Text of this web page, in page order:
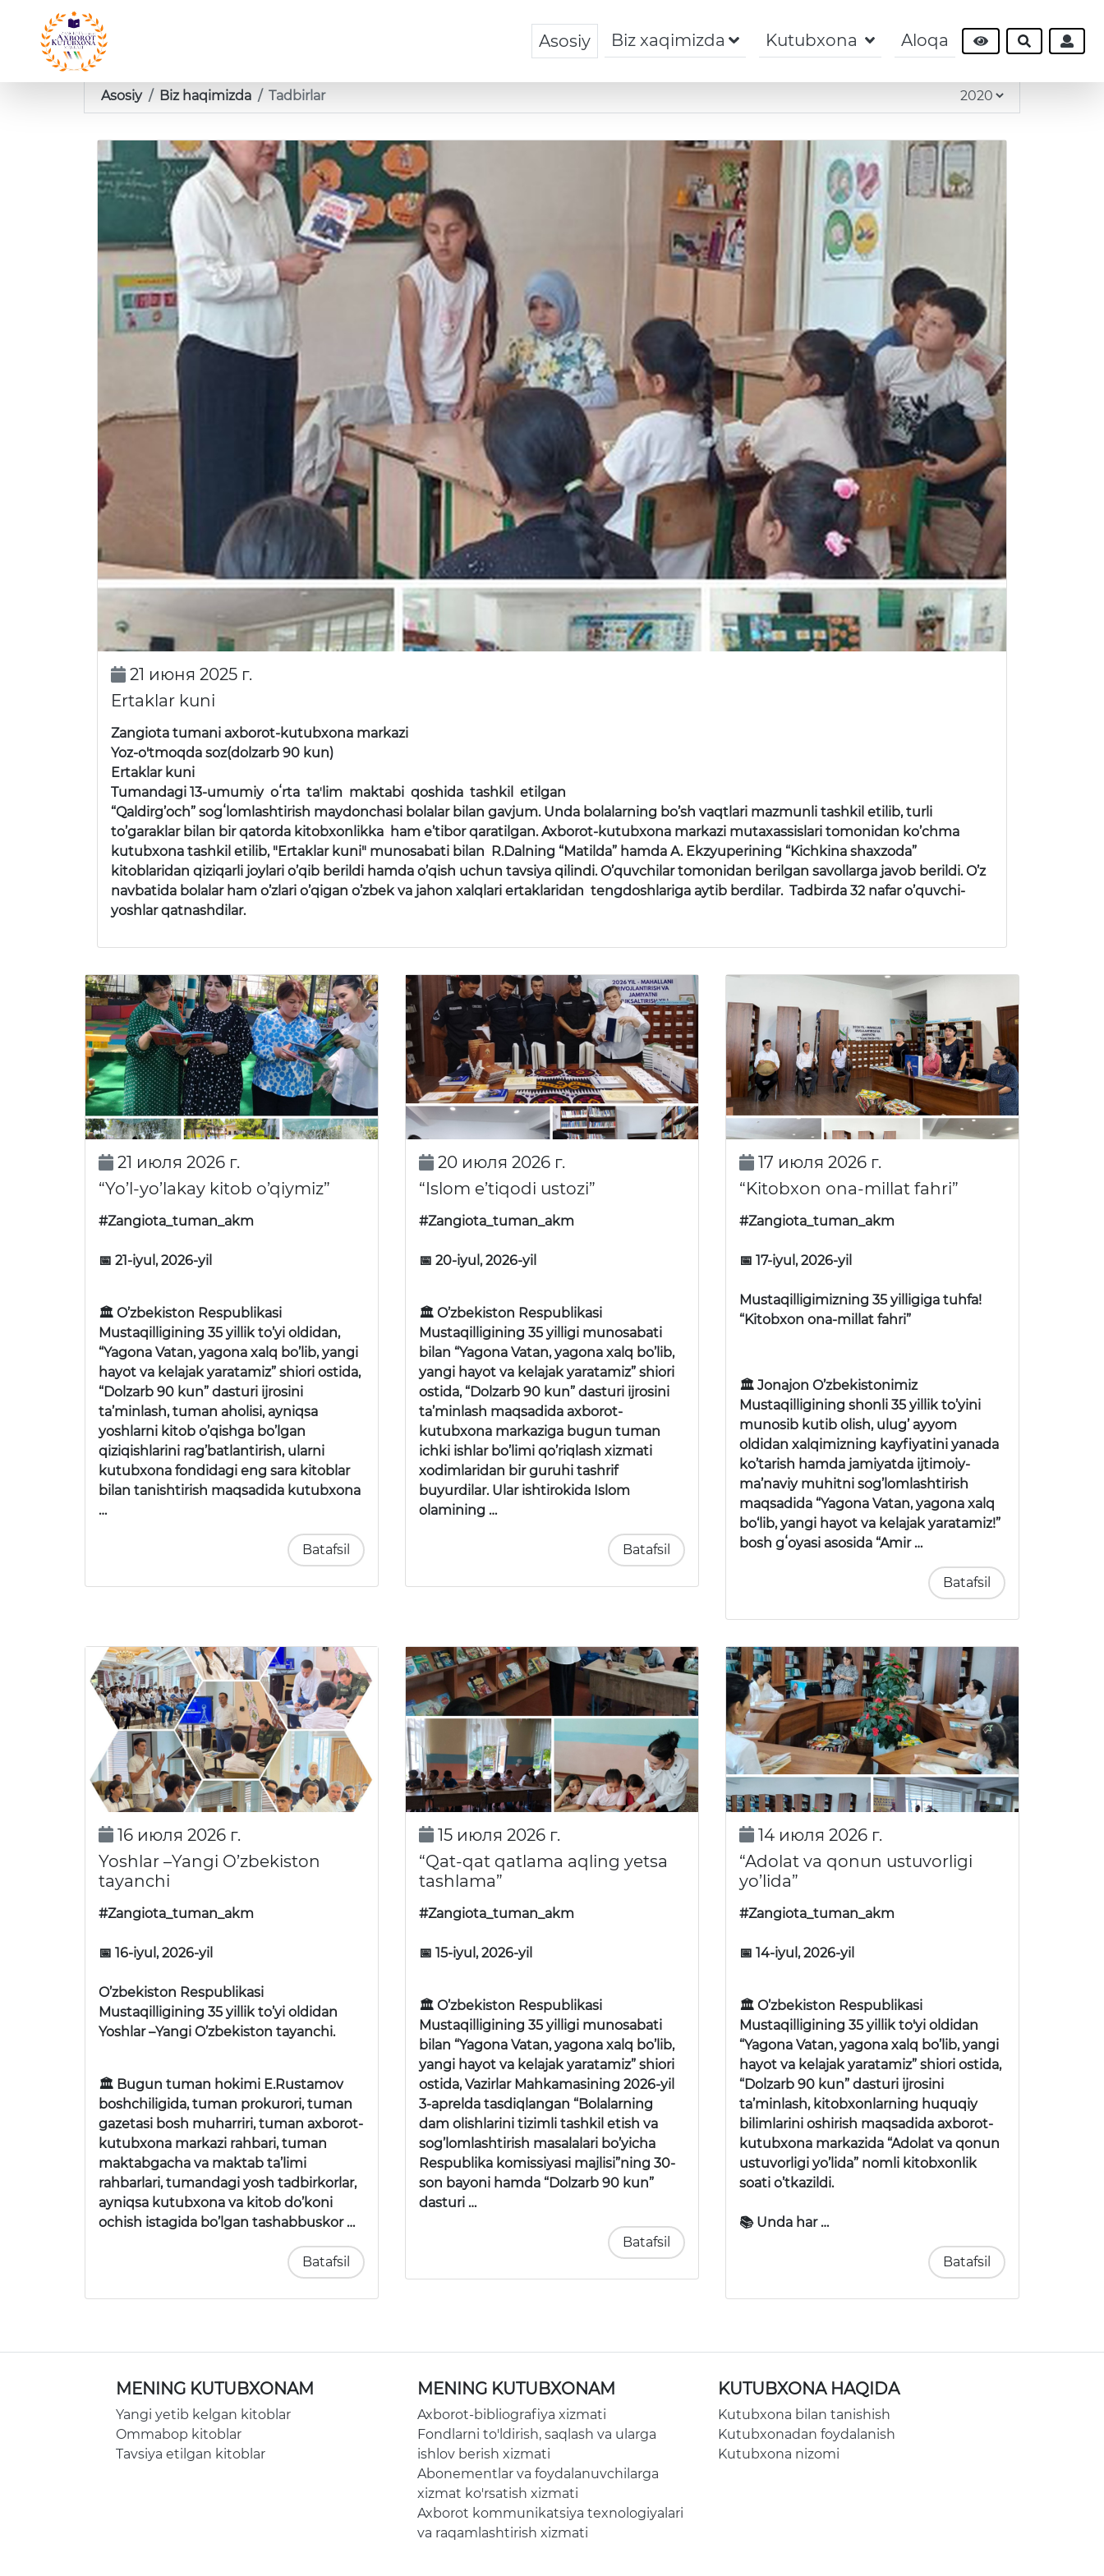
Asosiy Biz xaqimizda Kutubxona Aloqa
Asosiy Biz haqimizda Tadbirlar
21 июня 2025 г.
Ertaklar kuni
Zangiota tumani axborot-kutubxona markazi
Yoz-o'tmoqda soz(dolzarb 90 kun)
Ertaklar kuni
Tumandagi 13-umumiy oʻrta taʼlim maktabi qoshida tashkil etilgan
“Qaldirg’och” sogʻlomlashtirish maydonchasi bolalar bilan gavjum. Unda bolalarning bo’sh vaqtlari mazmunli tashkil etilib, turli
to’garaklar bilan bir qatorda kitobxonlikka ham e’tibor qaratilgan. Axborot-kutubxona markazi mutaxassislari tomonidan ko’chma
kutubxona tashkil etilib, "Ertaklar kuni" munosabati bilan R.Dalning “Matilda” hamda A. Ekzyuperining “Kichkina shaxzoda”
kitoblaridan qiziqarli joylari o’qib berildi hamda o’qish uchun tavsiya qilindi. O’quvchilar tomonidan berilgan savollarga javob berildi. O’z
navbatida bolalar ham o’zlari o’qigan o’zbek va jahon xalqlari ertaklaridan tengdoshlariga aytib berdilar. Tadbirda 32 nafar o’quvchi-
yoshlar qatnashdilar.
21 июля 2026 г.
“Yo’l-yo’lakay kitob o’qiymiz”
#Zangiota_tuman_akm
📅 21-iyul, 2026-yil
🏛 O’zbekiston Respublikasi
Mustaqilligining 35 yillik to’yi oldidan,
“Yagona Vatan, yagona xalq bo’lib, yangi
hayot va kelajak yaratamiz” shiori ostida,
“Dolzarb 90 kun” dasturi ijrosini
ta’minlash, tuman aholisi, ayniqsa
yoshlarni kitob o’qishga bo’lgan
qiziqishlarini rag’batlantirish, ularni
kutubxona fondidagi eng sara kitoblar
bilan tanishtirish maqsadida kutubxona
…
Batafsil
20 июля 2026 г.
“Islom e’tiqodi ustozi”
#Zangiota_tuman_akm
📅 20-iyul, 2026-yil
🏛 O’zbekiston Respublikasi
Mustaqilligining 35 yilligi munosabati
bilan “Yagona Vatan, yagona xalq bo’lib,
yangi hayot va kelajak yaratamiz” shiori
ostida, “Dolzarb 90 kun” dasturi ijrosini
ta’minlash maqsadida axborot-
kutubxona markaziga bugun tuman
ichki ishlar bo’limi qo’riqlash xizmati
xodimlaridan bir guruhi tashrif
buyurdilar. Ular ishtirokida Islom
olamining …
Batafsil
17 июля 2026 г.
“Kitobxon ona-millat fahri”
#Zangiota_tuman_akm
📅 17-iyul, 2026-yil
Mustaqilligimizning 35 yilligiga tuhfa!
“Kitobxon ona-millat fahri”
🏛 Jonajon O’zbekistonimiz
Mustaqilligining shonli 35 yillik to’yini
munosib kutib olish, ulug’ ayyom
oldidan xalqimizning kayfiyatini yanada
ko’tarish hamda jamiyatda ijtimoiy-
ma’naviy muhitni sog’lomlashtirish
maqsadida “Yagona Vatan, yagona xalq
bo‘lib, yangi hayot va kelajak yaratamiz!”
bosh gʻoyasi asosida “Amir …
Batafsil
16 июля 2026 г.
Yoshlar –Yangi O’zbekiston
tayanchi
#Zangiota_tuman_akm
📅 16-iyul, 2026-yil
O’zbekiston Respublikasi
Mustaqilligining 35 yillik to’yi oldidan
Yoshlar –Yangi O’zbekiston tayanchi.
🏛 Bugun tuman hokimi E.Rustamov
boshchiligida, tuman prokurori, tuman
gazetasi bosh muharriri, tuman axborot-
kutubxona markazi rahbari, tuman
maktabgacha va maktab ta’limi
rahbarlari, tumandagi yosh tadbirkorlar,
ayniqsa kutubxona va kitob do’koni
ochish istagida bo’lgan tashabbuskor …
Batafsil
15 июля 2026 г.
“Qat-qat qatlama aqling yetsa
tashlama”
#Zangiota_tuman_akm
📅 15-iyul, 2026-yil
🏛 O’zbekiston Respublikasi
Mustaqilligining 35 yilligi munosabati
bilan “Yagona Vatan, yagona xalq bo’lib,
yangi hayot va kelajak yaratamiz” shiori
ostida, Vazirlar Mahkamasining 2026-yil
3-aprelda tasdiqlangan “Bolalarning
dam olishlarini tizimli tashkil etish va
sog’lomlashtirish masalalari bo’yicha
Respublika komissiyasi majlisi”ning 30-
son bayoni hamda “Dolzarb 90 kun”
dasturi …
Batafsil
14 июля 2026 г.
“Adolat va qonun ustuvorligi
yo’lida”
#Zangiota_tuman_akm
📅 14-iyul, 2026-yil
🏛 O’zbekiston Respublikasi
Mustaqilligining 35 yillik to'yi oldidan
“Yagona Vatan, yagona xalq bo’lib, yangi
hayot va kelajak yaratamiz” shiori ostida,
“Dolzarb 90 kun” dasturi ijrosini
ta’minlash, kitobxonlarning huquqiy
bilimlarini oshirish maqsadida axborot-
kutubxona markazida “Adolat va qonun
ustuvorligi yo’lida” nomli kitobxonlik
soati o’tkazildi.
📚 Unda har …
Batafsil
MENING KUTUBXONAM
Yangi yetib kelgan kitoblar
Ommabop kitoblar
Tavsiya etilgan kitoblar
MENING KUTUBXONAM
Axborot-bibliografiya xizmati
Fondlarni to'ldirish, saqlash va ularga
ishlov berish xizmati
Abonementlar va foydalanuvchilarga
xizmat ko'rsatish xizmati
Axborot kommunikatsiya texnologiyalari
va raqamlashtirish xizmati
KUTUBXONA HAQIDA
Kutubxona bilan tanishish
Kutubxonadan foydalanish
Kutubxona nizomi